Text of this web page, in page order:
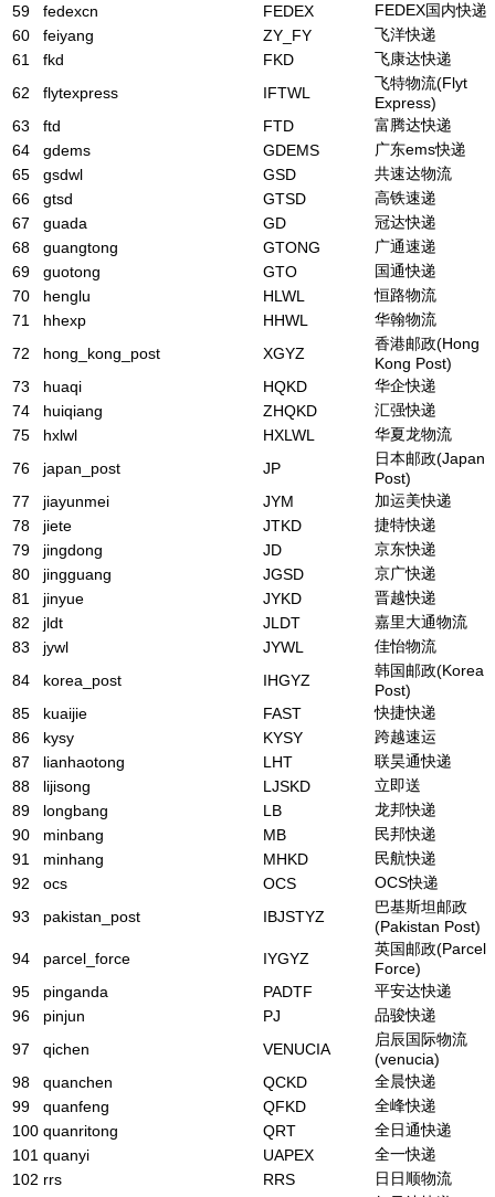
59
fedexcn FEDEX
FEDEX国内快递
60
feiyang ZY_FY
飞洋快递
61
fkd FKD
飞康达快递
62
flytexpress IFTWL
飞特物流(Flyt
Express)
63
ftd FTD
富腾达快递
64
gdems GDEMS
广东ems快递
65
gsdwl GSD
共速达物流
66
gtsd GTSD
高铁速递
67
guada GD
冠达快递
68
guangtong GTONG
广通速递
69
guotong GTO
国通快递
70
henglu HLWL
恒路物流
71
hhexp HHWL
华翰物流
72
hong_kong_post XGYZ
香港邮政(Hong
Kong Post)
73
huaqi HQKD
华企快递
74
huiqiang ZHQKD
汇强快递
75
hxlwl HXLWL
华夏龙物流
76
japan_post JP
日本邮政(Japan
Post)
77
jiayunmei JYM
加运美快递
78
jiete JTKD
捷特快递
79
jingdong JD
京东快递
80
jingguang JGSD
京广快递
81
jinyue JYKD
晋越快递
82
jldt JLDT
嘉里大通物流
83
jywl JYWL
佳怡物流
84
korea_post IHGYZ
韩国邮政(Korea
Post)
85
kuaijie FAST
快捷快递
86
kysy KYSY
跨越速运
87
lianhaotong LHT
联昊通快递
88
lijisong LJSKD
立即送
89
longbang LB
龙邦快递
90
minbang MB
民邦快递
91
minhang MHKD
民航快递
92
ocs OCS
OCS快递
93
pakistan_post IBJSTYZ
巴基斯坦邮政
(Pakistan Post)
94
parcel_force IYGYZ
英国邮政(Parcel
Force)
95
pinganda PADTF
平安达快递
96
pinjun PJ
品骏快递
97
qichen VENUCIA
启辰国际物流
(venucia)
98
quanchen QCKD
全晨快递
99
quanfeng QFKD
全峰快递
100 quanritong QRT
全日通快递
101 quanyi UAPEX
全一快递
102 rrs RRS
日日顺物流